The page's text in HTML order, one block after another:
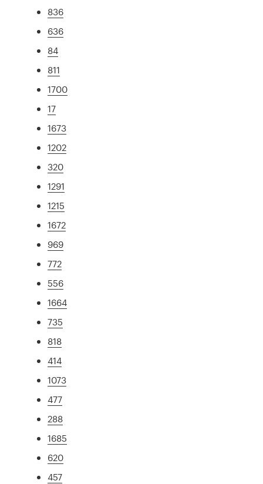
836
636
84
811
1700
17
1673
1202
320
1291
1215
1672
969
772
556
1664
735
818
414
1073
477
288
1685
620
457